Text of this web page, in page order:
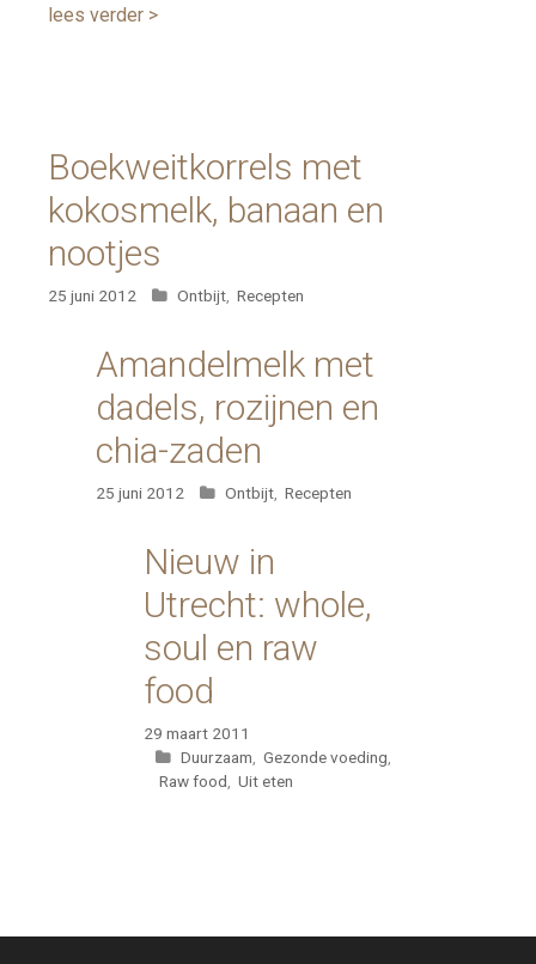
lees verder >
Boekweitkorrels met
kokosmelk, banaan en
nootjes
25 juni 2012 Categorieën
Ontbijt Recepten
Amandelmelk met
dadels, rozijnen en
chia-zaden
25 juni 2012 Categorieën
Ontbijt Recepten
Nieuw in
Utrecht: whole,
soul en raw
food
29 maart 2011
Categorieën
Duurzaam Gezonde voeding
Raw food
Uit eten